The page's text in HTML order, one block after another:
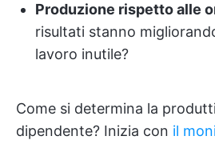
Produzione rispetto alle
risultati stanno
lavoro inutile?
Come si determina la
dipendente? Inizia con il